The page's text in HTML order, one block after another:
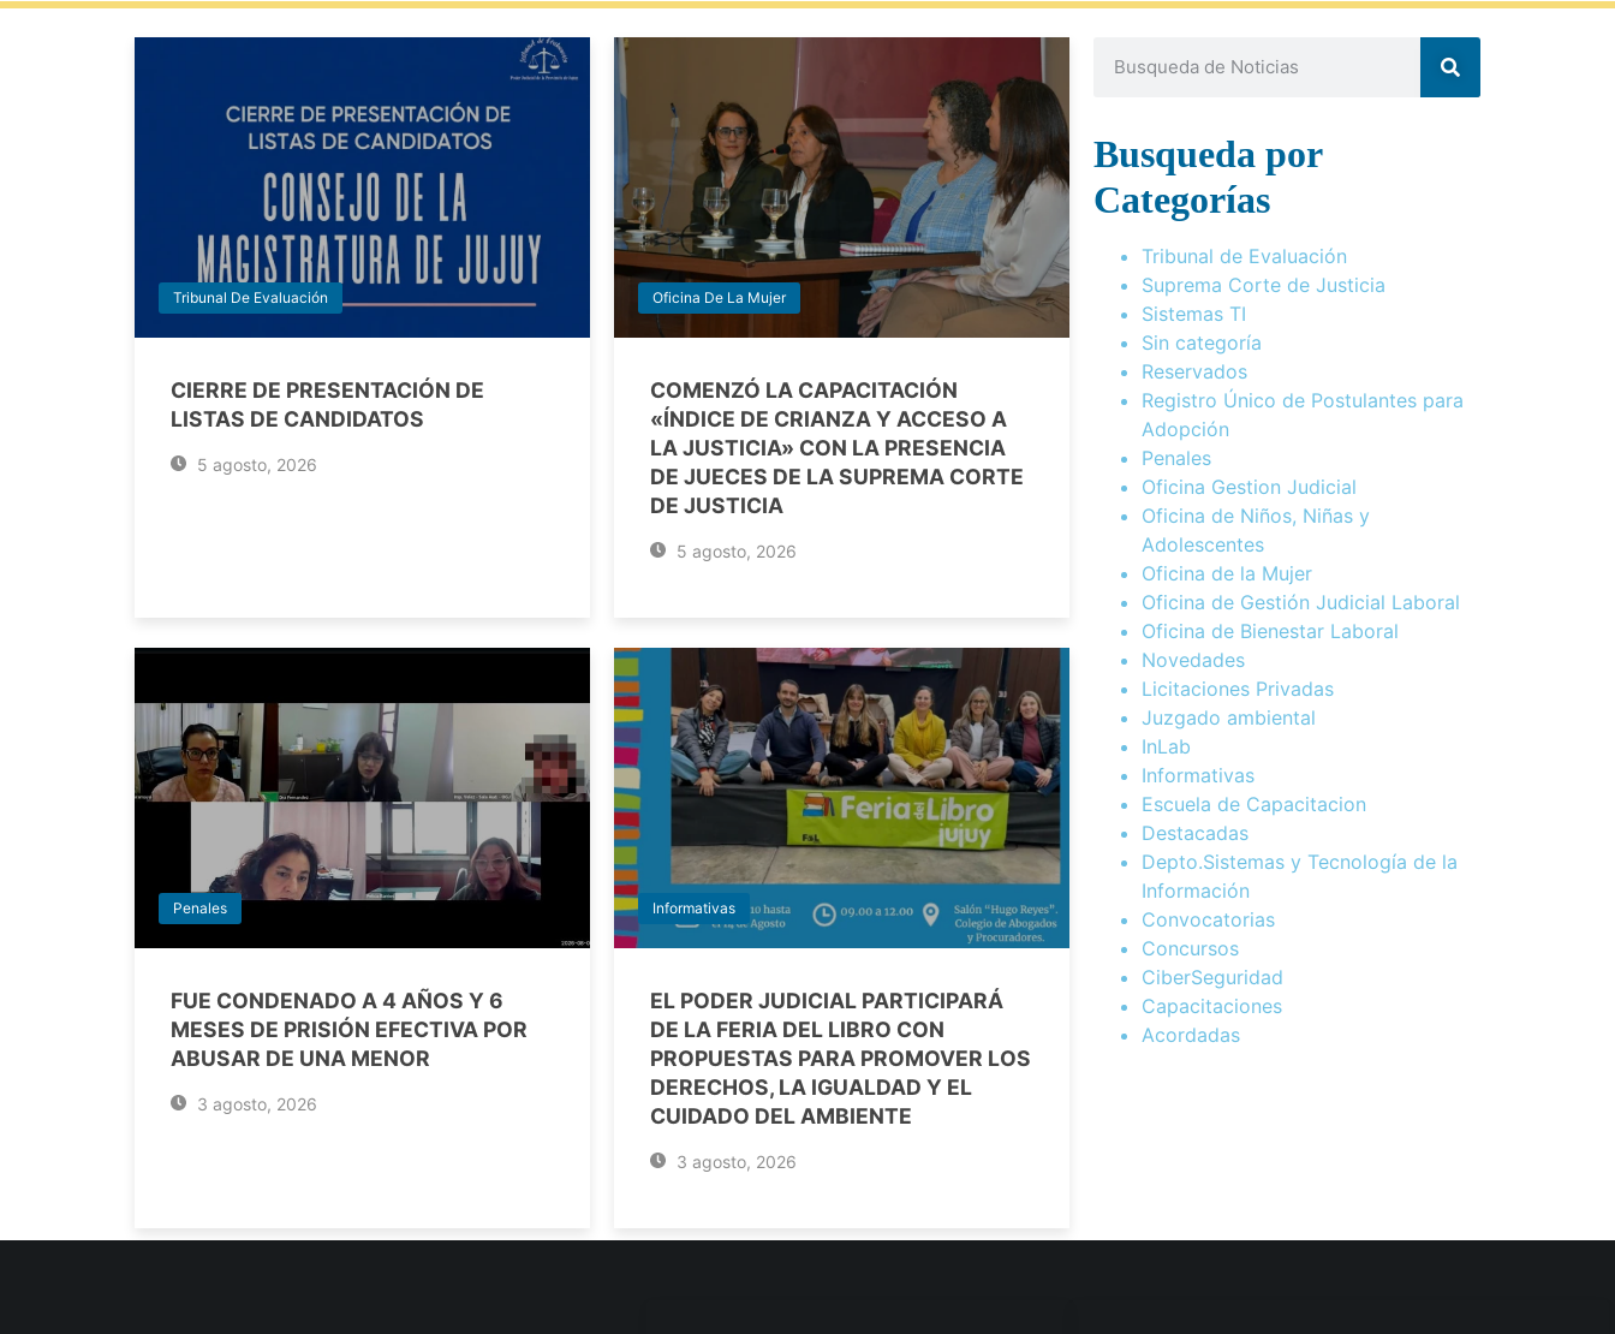
Tribunal De Evaluación
CIERRE DE PRESENTACIÓN DE
LISTAS DE CANDIDATOS
5 agosto, 2026
Oficina De La Mujer
COMENZÓ LA CAPACITACIÓN
«ÍNDICE DE CRIANZA Y ACCESO A
LA JUSTICIA» CON LA PRESENCIA
DE JUECES DE LA SUPREMA CORTE
DE JUSTICIA
5 agosto, 2026
Penales
FUE CONDENADO A 4 AÑOS Y 6
MESES DE PRISIÓN EFECTIVA POR
ABUSAR DE UNA MENOR
3 agosto, 2026
Informativas
EL PODER JUDICIAL PARTICIPARÁ
DE LA FERIA DEL LIBRO CON
PROPUESTAS PARA PROMOVER LOS
DERECHOS, LA IGUALDAD Y EL
CUIDADO DEL AMBIENTE
3 agosto, 2026
Busqueda por
Categorías
Tribunal de Evaluación
Suprema Corte de Justicia
Sistemas TI
Sin categoría
Reservados
Registro Único de Postulantes para
Adopción
Penales
Oficina Gestion Judicial
Oficina de Niños, Niñas y
Adolescentes
Oficina de la Mujer
Oficina de Gestión Judicial Laboral
Oficina de Bienestar Laboral
Novedades
Licitaciones Privadas
Juzgado ambiental
InLab
Informativas
Escuela de Capacitacion
Destacadas
Depto.Sistemas y Tecnología de la
Información
Convocatorias
Concursos
CiberSeguridad
Capacitaciones
Acordadas